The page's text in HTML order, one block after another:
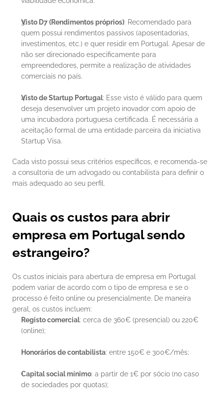
Visto D7 (Rendimentos próprios): Recomendado para
quem possui rendimentos passivos (aposentadorias,
investimentos, etc.) e quer residir em Portugal. Apesar de
não ser direcionado especificamente para
empreendedores, permite a realização de atividades
comerciais no país.
Visto de Startup Portugal: Esse visto é válido para quem
deseja desenvolver um projeto inovador com apoio de
uma incubadora portuguesa certificada. É necessária a
aceitação formal de uma entidade parceira da iniciativa
Startup Visa.
Cada visto possui seus critérios específicos, e recomenda-se
a consultoria de um advogado ou contabilista para definir o
mais adequado ao seu perfil.
Quais os custos para abrir
empresa em Portugal sendo
estrangeiro?
Os custos iniciais para abertura de empresa em Portugal
podem variar de acordo com o tipo de empresa e se o
processo é feito online ou presencialmente. De maneira
geral, os custos incluem:
Registo comercial: cerca de 360€ (presencial) ou 220€
(online);
Honorários de contabilista: entre 150€ e 300€/mês;
Capital social mínimo: a partir de 1€ por sócio (no caso
de sociedades por quotas);